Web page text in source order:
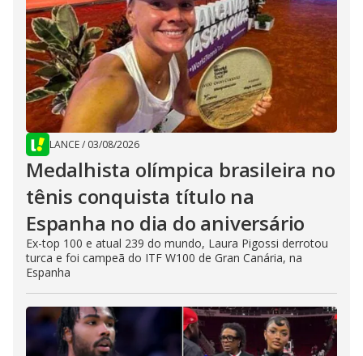
LANCE/ 03/08/2026
Medalhista olímpica brasileira no
tênis conquista título na
Espanha no dia do aniversário
Ex-top 100 e atual 239 do mundo, Laura Pigossi derrotou
turca e foi campeã do ITF W100 de Gran Canária, na
Espanha